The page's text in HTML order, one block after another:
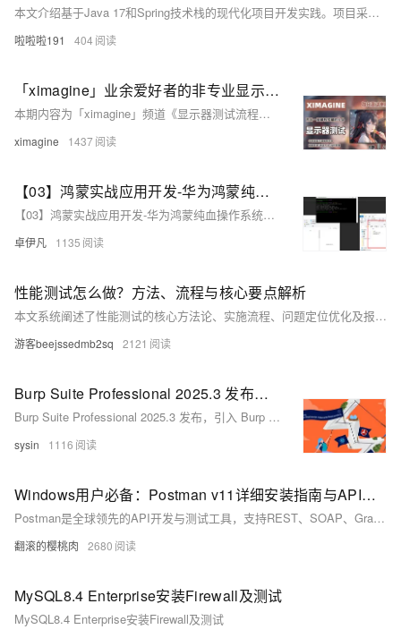
本文介绍基于Java 17和Spring技术栈的现代化项目开发实践。项目采用Gradle构建工具，实现模块化DDD分层架构，结合Spring WebFlux开发响应式API，并应用Record、Sealed Class等新特性。测试策略涵盖JUnit单元测试和Testcontainers集成测试，通过JFR和OpenTelemetry实现性能监控。部署阶段采用Docker容器化和Kubernetes编排，同时展示异步处理和反应式编程的性能优化。整套方案体现了现代Java开发的最佳实践，包括代码实现、测试调试
啦啦啦191 404
「ximagine」业余爱好者的非专业显示器测试流程规范，同时也是本账号输出内容的数据来源！如何测试显示器？荒岛整理总结出多种测试方法和注意事项，以及粗浅的原理解析！
本期内容为「ximagine」频道《显示器测试流程》的规范及标准，我们主要使用Calman、DisplayCAL、i1Profiler等软件及CA410、Spyder X、i1Pro 2等设备，是我们目前制作内容数据的重要来源，我们深知所做的仍是比较表面的活儿，和工程师、科研人员相比有着不小的差距，测试并不复杂，但是相当繁琐，收集整理测试无不花费大量时间精力，内容不完善或者有错误的地方，希望大佬指出我们好改进！
ximagine 1437
【03】鸿蒙实战应用开发-华为鸿蒙纯血操作系统Harmony OS NEXT-测试hello word效果-虚拟华为手机真机环境调试-为DevEco Studio编译器安装中文插件-测试写一个滑动块效果-介绍诸如ohos.ui等依赖库-全过程实战项目分享-从零开发到上线-优雅草卓伊凡
【03】鸿蒙实战应用开发-华为鸿蒙纯血操作系统Harmony OS NEXT-测试hello word效果-虚拟华为手机真机环境调试-为DevEco Studio编译器安装中文插件-测试写一个滑动块效果-介绍诸如ohos.ui等依赖库-全过程实战项目分享-从零开发到上线-优雅草卓伊凡
卓伊凡 1135
性能测试怎么做？方法、流程与核心要点解析
本文系统阐述了性能测试的核心方法论、实施流程、问题定位优化及报告编写规范。涵盖五大测试类型（负载验证、极限压力、基准比对、持续稳定性、弹性扩展）与七项关键指标，详解各阶段任务如需求分析、场景设计和环境搭建，并提供常见瓶颈识别与优化实战案例。最后规范测试报告内容框架与数据可视化建议，为企业级实践提出建立基线库、自动化回归和全链路压测体系等建议，助力高效开展性能测试工作。
游客beejssedmb2sq 2121
Burp Suite Professional 2025.3 发布，引入 Burp AI 通过人工智能增强安全测试工作流程
Burp Suite Professional 2025.3 发布，引入 Burp AI 通过人工智能增强安全测试工作流程
sysin 1116
Windows用户必备：Postman v11详细安装指南与API测试入门教程（附官网下载
Postman是全球领先的API开发与测试工具，支持REST、SOAP、GraphQL等协议调试。2025年最新版v11新增AI智能生成测试用例、多环境变量同步等功能，适用于前后端分离开发、自动化测试、接口文档自动生成及团队协作共享API资源。本文详细介绍Postman的软件定位、核心功能、安装步骤、首次配置、基础使用及常见问题解答，帮助用户快速上手并高效利用该工具进行API开发与测试。
翻滚的樱桃肉 2680
MySQL8.4 Enterprise安装Firewall及测试
MySQL8.4 Enterprise安装Firewall及测试